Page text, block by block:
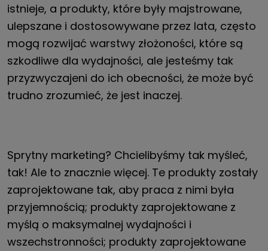
istnieje, a produkty, które były majstrowane,
ulepszane i dostosowywane przez lata, często
mogą rozwijać warstwy złożoności, które są
szkodliwe dla wydajności, ale jesteśmy tak
przyzwyczajeni do ich obecności, że może być
trudno zrozumieć, że jest inaczej.
Sprytny marketing? Chcielibyśmy tak myśleć,
tak! Ale to znacznie więcej. Te produkty zostały
zaprojektowane tak, aby praca z nimi była
przyjemnością; produkty zaprojektowane z
myślą o maksymalnej wydajności i
wszechstronności; produkty zaprojektowane